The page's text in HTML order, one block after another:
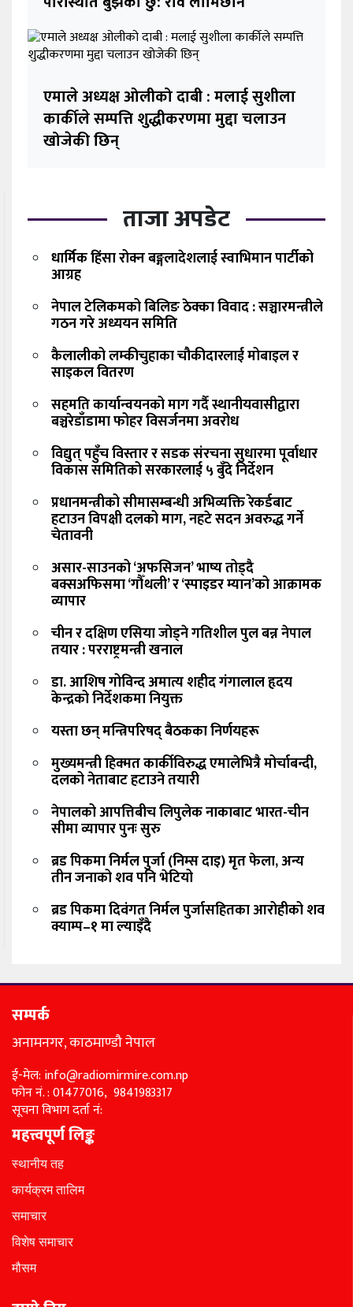
एमाले अध्यक्ष ओलीको दाबी : मलाई सुशीला
कार्कीले सम्पत्ति शुद्धीकरणमा मुद्दा चलाउन
खोजेकी छिन्
ताजा अपडेट
धार्मिक हिंसा रोक्न बङ्गलादेशलाई स्वाभिमान पार्टीको
आग्रह
नेपाल टेलिकमको बिलिङ ठेक्का विवाद : सञ्चारमन्त्रीले
गठन गरे अध्ययन समिति
कैलालीको लम्कीचुहाका चौकीदारलाई मोबाइल र
साइकल वितरण
सहमति कार्यान्वयनको माग गर्दै स्थानीयवासीद्वारा
बञ्चरेडाँडामा फोहर विसर्जनमा अवरोध
विद्युत् पहुँच विस्तार र सडक संरचना सुधारमा पूर्वाधार
विकास समितिको सरकारलाई ५ बुँदे निर्देशन
प्रधानमन्त्रीको सीमासम्बन्धी अभिव्यक्ति रेकर्डबाट
हटाउन विपक्षी दलको माग, नहटे सदन अवरुद्ध गर्ने
चेतावनी
असार-साउनको ‘अफसिजन’ भाष्य तोड्दै
बक्सअफिसमा ‘गौँथली’ र ‘स्पाइडर म्यान’को आक्रामक
व्यापार
चीन र दक्षिण एसिया जोड्ने गतिशील पुल बन्न नेपाल
तयार : परराष्ट्रमन्त्री खनाल
डा. आशिष गोविन्द अमात्य शहीद गंगालाल हृदय
केन्द्रको निर्देशकमा नियुक्त
यस्ता छन् मन्त्रिपरिषद् बैठकका निर्णयहरू
मुख्यमन्त्री हिक्मत कार्कीविरुद्ध एमालेभित्रै मोर्चाबन्दी,
दलको नेताबाट हटाउने तयारी
नेपालको आपत्तिबीच लिपुलेक नाकाबाट भारत-चीन
सीमा व्यापार पुनः सुरु
ब्रड पिकमा निर्मल पुर्जा (निम्स दाइ) मृत फेला, अन्य
तीन जनाको शव पनि भेटियो
ब्रड पिकमा दिवंगत निर्मल पुर्जासहितका आरोहीको शव
क्याम्प–१ मा ल्याइँदै
सम्पर्क
अनामनगर, काठमाण्डौ नेपाल
ई-मेल: info@radiomirmire.com.np
फोन नं. : 01477016, 9841983317
सूचना विभाग दर्ता नं:
महत्त्वपूर्ण लिङ्क
स्थानीय तह
कार्यक्रम तालिम
समाचार
विशेष समाचार
मौसम